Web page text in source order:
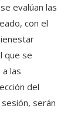
evalúan las
con el
que se
las
del
serán